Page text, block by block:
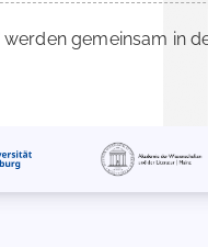
werden gemeinsam in